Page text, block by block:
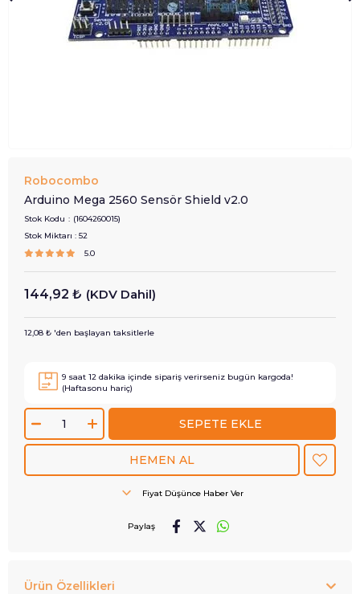
Robocombo
Arduino Mega 2560 Sensör Shield v2.0
Stok Kodu
(1604260015)
Stok Miktarı : 52
5.0
144,92 ₺ (KDV Dahil)
12,08 ₺ 'den başlayan taksitlerle
9 saat 12 dakika içinde sipariş verirseniz bugün kargoda!
(Haftasonu hariç)
Fiyat Düşünce Haber Ver
Paylaş
Ürün Özellikleri